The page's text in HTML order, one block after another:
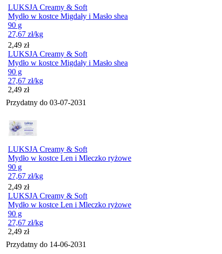
LUKSJA Creamy & Soft
Mydło w kostce Migdały i Masło shea
90 g
27,67 zł/kg
Cena
2,49 zł
LUKSJA Creamy & Soft
Mydło w kostce Migdały i Masło shea
90 g
27,67 zł/kg
Cena
2,49 zł
Przydatny do 03-07-2031
LUKSJA Creamy & Soft
Mydło w kostce Len i Mleczko ryżowe
90 g
27,67 zł/kg
Cena
2,49 zł
LUKSJA Creamy & Soft
Mydło w kostce Len i Mleczko ryżowe
90 g
27,67 zł/kg
Cena
2,49 zł
Przydatny do 14-06-2031